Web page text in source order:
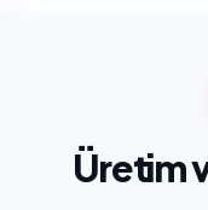
Üretim